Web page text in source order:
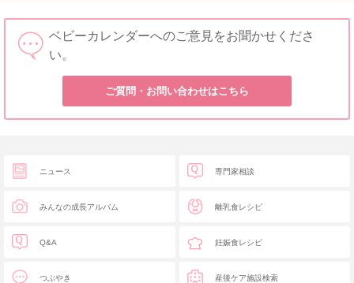
ベビーカレンダーへのご意見をお聞かせくださ
い。
ご質問・お問い合わせはこちら
ニュース
みんなの成長アルバム
Q&A
つぶやき
専門家相談
離乳食レシピ
妊娠食レシピ
産後ケア施設検索